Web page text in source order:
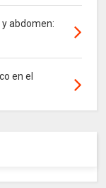
abdomen:
en el